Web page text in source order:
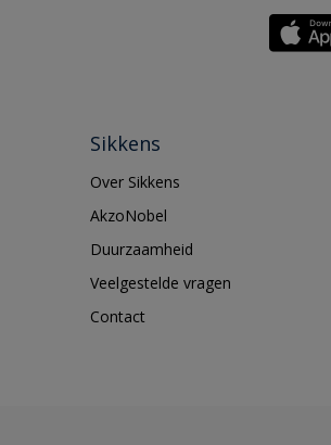
Sikkens
Over Sikkens
AkzoNobel
Duurzaamheid
Veelgestelde vragen
Contact